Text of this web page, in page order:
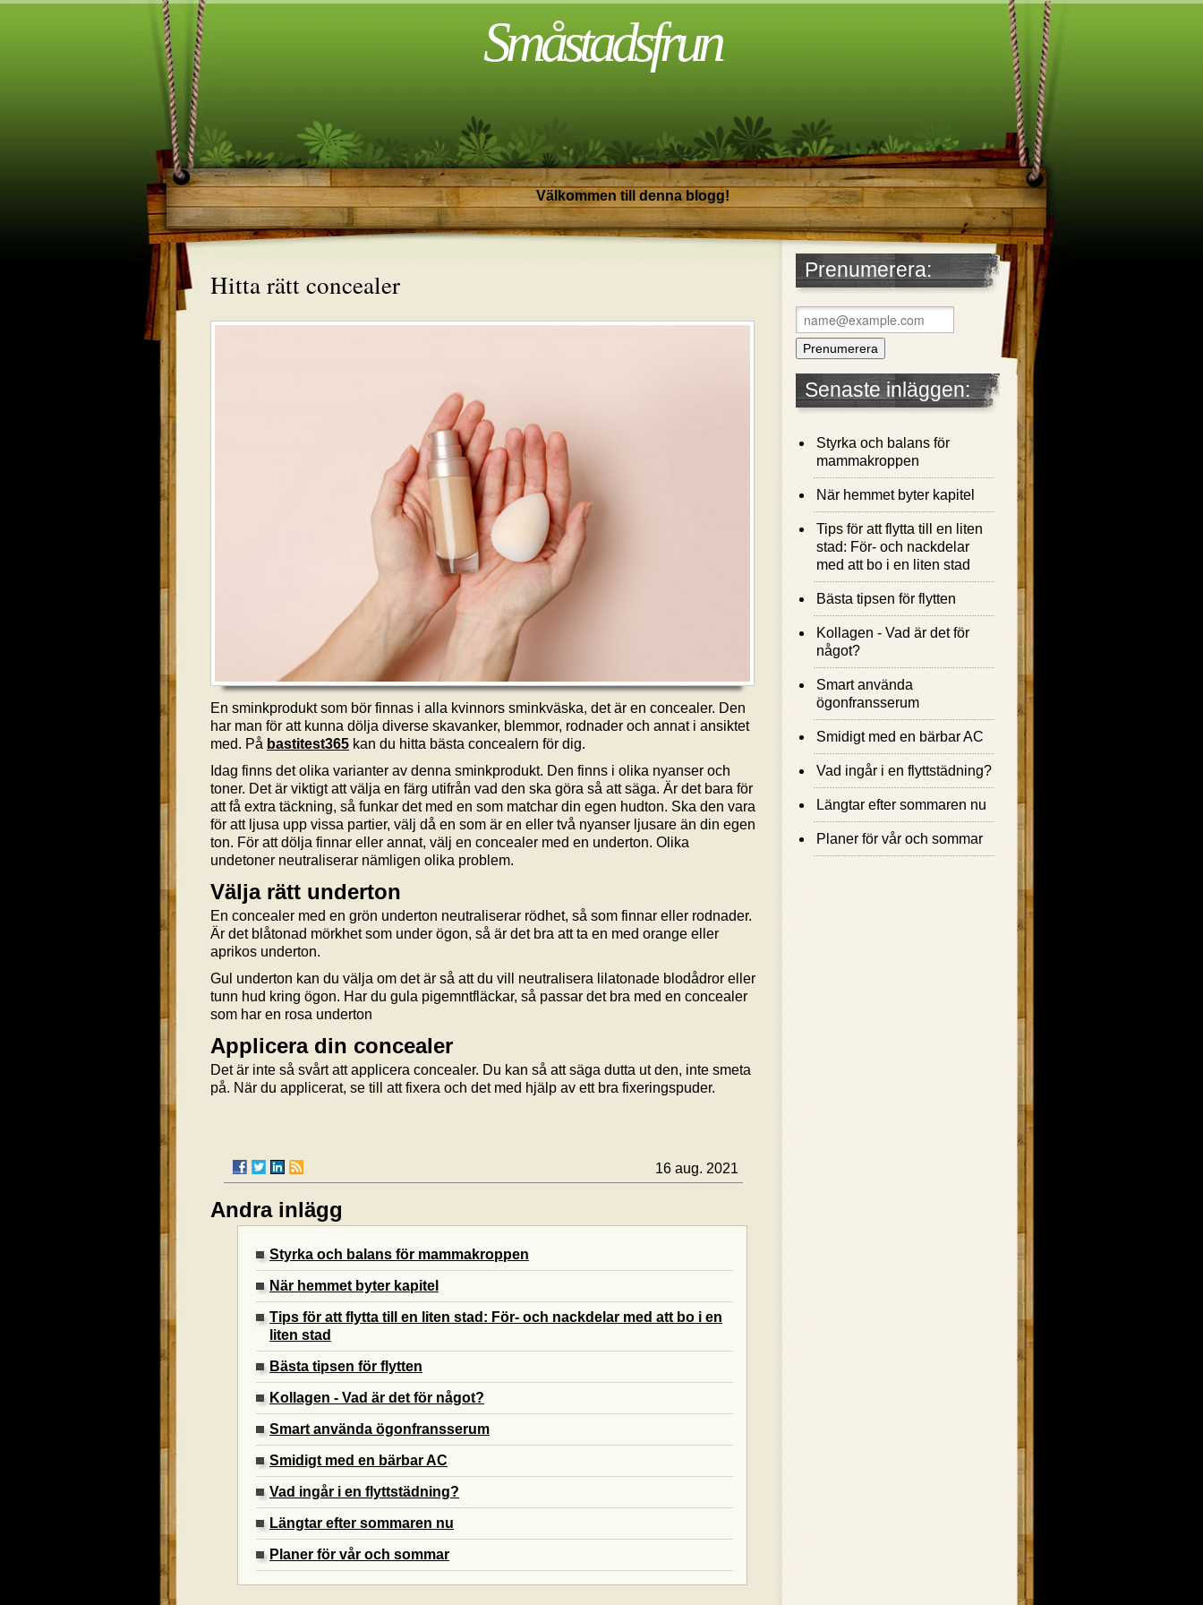
Småstadsfrun
Välkommen till denna blogg!
Hitta rätt concealer
En sminkprodukt som bör finnas i alla kvinnors sminkväska, det är en concealer. Den
har man för att kunna dölja diverse skavanker, blemmor, rodnader och annat i ansiktet
med. På bastitest365 kan du hitta bästa concealern för dig.
Idag finns det olika varianter av denna sminkprodukt. Den finns i olika nyanser och
toner. Det är viktigt att välja en färg utifrån vad den ska göra så att säga. Är det bara för
att få extra täckning, så funkar det med en som matchar din egen hudton. Ska den vara
för att ljusa upp vissa partier, välj då en som är en eller två nyanser ljusare än din egen
ton. För att dölja finnar eller annat, välj en concealer med en underton. Olika
undetoner neutraliserar nämligen olika problem.
Välja rätt underton
En concealer med en grön underton neutraliserar rödhet, så som finnar eller rodnader.
Är det blåtonad mörkhet som under ögon, så är det bra att ta en med orange eller
aprikos underton.
Gul underton kan du välja om det är så att du vill neutralisera lilatonade blodådror eller
tunn hud kring ögon. Har du gula pigemntfläckar, så passar det bra med en concealer
som har en rosa underton
Applicera din concealer
Det är inte så svårt att applicera concealer. Du kan så att säga dutta ut den, inte smeta
på. När du applicerat, se till att fixera och det med hjälp av ett bra fixeringspuder.
16 aug. 2021
Andra inlägg
Styrka och balans för mammakroppen
När hemmet byter kapitel
Tips för att flytta till en liten stad: För- och nackdelar med att bo i en
liten stad
Bästa tipsen för flytten
Kollagen - Vad är det för något?
Smart använda ögonfransserum
Smidigt med en bärbar AC
Vad ingår i en flyttstädning?
Längtar efter sommaren nu
Planer för vår och sommar
Prenumerera:
Senaste inläggen:
Styrka och balans för
mammakroppen
När hemmet byter kapitel
Tips för att flytta till en liten
stad: För- och nackdelar
med att bo i en liten stad
Bästa tipsen för flytten
Kollagen - Vad är det för
något?
Smart använda
ögonfransserum
Smidigt med en bärbar AC
Vad ingår i en flyttstädning?
Längtar efter sommaren nu
Planer för vår och sommar